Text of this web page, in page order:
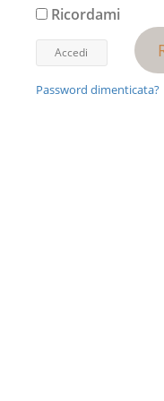
Ricordami
Password dimenticata?